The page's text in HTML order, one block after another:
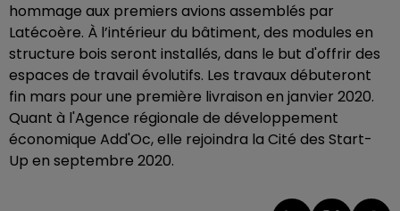
hommage aux premiers avions assemblés par
Latécoère. À l’intérieur du bâtiment, des modules en
structure bois seront installés, dans le but d'offrir des
espaces de travail évolutifs. Les travaux débuteront
fin mars pour une première livraison en janvier 2020.
Quant à l'Agence régionale de développement
économique Add'Oc, elle rejoindra la Cité des Start-
Up en septembre 2020.